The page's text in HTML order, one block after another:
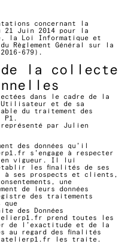
concernant la
21 Juin 2014 pour la
la Loi Informatique et
Règlement Général sur la
679).
de la collecte
dans le cadre de la
et de sa
du traitement des
P1.
par Julien
des données qu’il
s’engage à respecter
en vigueur. Il lui
les finalités de ses
à ses prospects et clients,
une
de leurs données
des traitements
que
des Données
prend toutes les
de l’exactitude et de la
au regard des finalités
les traite.